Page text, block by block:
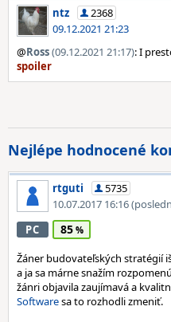
ntz
2368
09.12.2021 21:23
@Ross(09.12.2021 21:17): I
Nejlépe hodnocené
rtguti
5735
10.07.2017 16:16
PC 85
Žáner budovateľských stratégií
a ja sa márne snažím
žánri objavila zaujímavá a
Softwaresa to rozhodli zmeniť.